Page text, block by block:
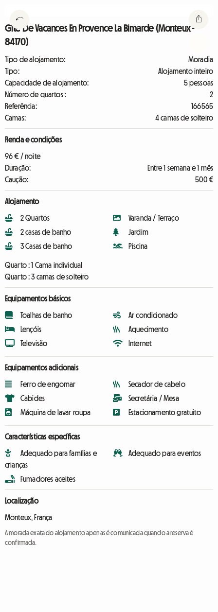
Gîte De Vacances En Provence La Bimarde (Monteux -
84170)
Tipo de alojamento:
Moradia
Tipo:
Alojamento inteiro
Capacidade de alojamento:
5 pessoas
Número de quartos :
2
Referência:
166565
Camas:
4 camas de solteiro
Renda e condições
96 € / noite
Duração:
Entre 1 semana e 1 mês
Caução:
500 €
Alojamento
2 Quartos
2 casas de banho
3 Casas de banho
Varanda / Terraço
Jardim
Piscina
Quarto :1 Cama individual
Quarto :3 camas de solteiro
Equipamentos básicos
Toalhas de banho
Lençóis
Televisão
Ar condicionado
Aquecimento
Internet
Equipamentos adicionais
Ferro de engomar
Cabides
Máquina de lavar roupa
Secador de cabelo
Secretária / Mesa
Estacionamento gratuito
Características específicas
Adequado para famílias e
crianças
Fumadores aceites
Adequado para eventos
Localização
Monteux, França
A morada exata do alojamento apenas é comunicada quando a reserva é
confirmada.